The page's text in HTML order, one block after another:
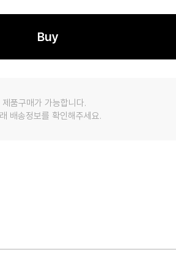
Buy
품구매가 가능합니다.
배송정보를 확인해주세요.